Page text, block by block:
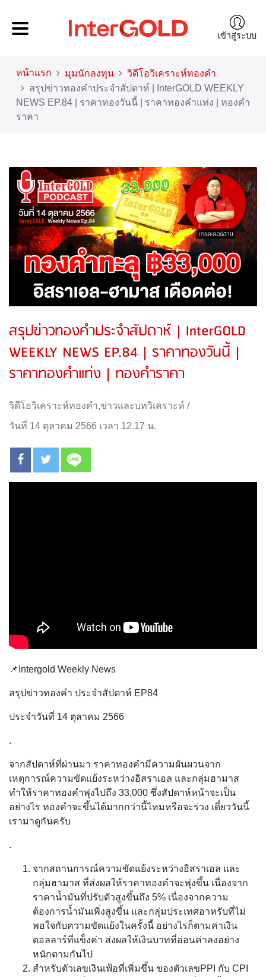
เข้าสู่ระบบ
หน้าแรก มุมนักลงทุน
วิดีโอวิเคราะห์ทองคำ
สรุปข่าวทองคำประจำสัปดาห์ | InterGOLD WEEKLY
NEWS EP.84 | ราคาทองวันนี้ | ราคาทองคำแท่ง | ทองคำ
ราคา
สรุปข่าวทองคำประจำสัปดาห์ | InterGOLD
WEEKLY NEWS EP.84 | ราคาทองวันนี้ |
ราคาทองคำแท่ง | ทองคำราคา
วิดีโอวิเคราะห์ทองคำ,ข่าวและบทวิเคราะห์ /
วันที่ 14 ตุลาคม 2566 เวลา 12.17 น.
📌Intergold Weekly News
สรุปข่าวทองคำ ประจำสัปดาห์ EP84
ประจำวันที่ 14 ตุลาคม 2566
.
จากสัปดาห์ที่ผ่านมา ราคาทองคำมีความผันผวนจาก
เหตุการณ์ความขัดแย้งระหว่างอิสราเอล และกลุ่มฮามาส
ทำให้ราคาทองคำพุ่งไปถึง 33,000 ซึ่งสัปดาห์หน้าจะเป็น
อย่างไร ทองคำจะขึ้นได้มากกว่านี้ไหมหรือจะร่วง เดี๋ยววันนี้
เรามาดูกันครับ
.
จากสถานการณ์ความขัดแย้งระหว่างอิสราเอล และ
กลุ่มฮามาส ที่ส่งผลให้ราคาทองคำจะพุ่งขึ้น เนื่องจาก
ราคาน้ำมันที่ปรับตัวสูงขึ้นถึง 5% เนื่องจากความ
ต้องการน้ำมันเพิ่งสูงขึ้น และกลุ่มประเทศอาหรับที่ไม่
พอใจกับความขัดแย้งในครั้งนี้ อย่างไรก็ตามค่าเงิน
ดอลลาร์ที่แข็งค่า ส่งผลให้เงินบาทที่อ่อนค่าลงอย่าง
หนักตามกันไป
สำหรับตัวเลขเงินเฟ้อที่เพิ่มขึ้น ของตัวเลขPPI กับ CPI